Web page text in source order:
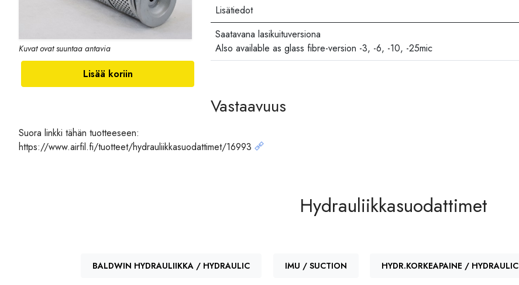
Kuvat ovat suuntaa antavia
Lisää koriin
Lisätiedot
Saatavana lasikuituversiona
Also available as glass fibre-version -3, -6, -10, -25mic
Vastaavuus
JURA-HIFI
Suora linkki tähän tuotteeseen:
https://www.airfil.fi/tuotteet/hydrauliikkasuodattimet/16993
Hydrauliikkasuodattimet
BALDWIN HYDRAULIIKKA / HYDRAULIC IMU / SUCTION HYDR.KORKEAPAINE / HYDRAULIC